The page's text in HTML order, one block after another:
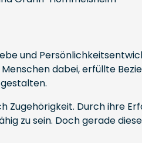
und
dabei, erfüllte
Durch ihre
zu sein. Doch gerade